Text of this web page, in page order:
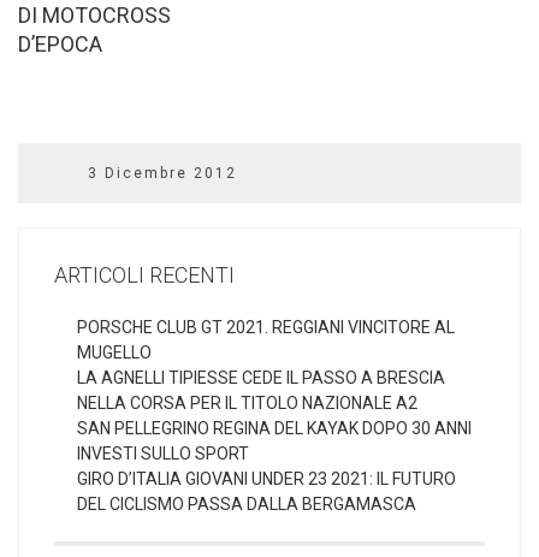
DI MOTOCROSS
D’EPOCA
3 Dicembre 2012
ARTICOLI RECENTI
PORSCHE CLUB GT 2021. REGGIANI VINCITORE AL
MUGELLO
LA AGNELLI TIPIESSE CEDE IL PASSO A BRESCIA
NELLA CORSA PER IL TITOLO NAZIONALE A2
SAN PELLEGRINO REGINA DEL KAYAK DOPO 30 ANNI
INVESTI SULLO SPORT
GIRO D’ITALIA GIOVANI UNDER 23 2021: IL FUTURO
DEL CICLISMO PASSA DALLA BERGAMASCA